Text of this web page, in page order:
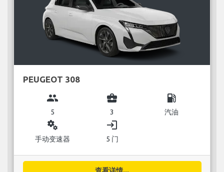
PEUGEOT 308
group
5
business_center
3
local_gas_station
汽油
miscellaneous_services
手动变速器
login
5 门
查看详情...